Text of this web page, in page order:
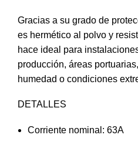
Gracias a su grado de
es hermético al polvo y
hace ideal para
producción, áreas
humedad o condiciones
DETALLES
Corriente nominal: 63A